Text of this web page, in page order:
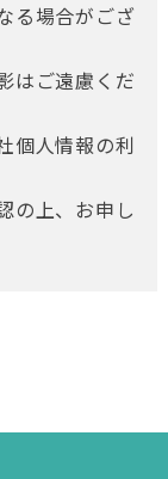
る場合がござ
はご遠慮くだ
個人情報の利
の上、お申し